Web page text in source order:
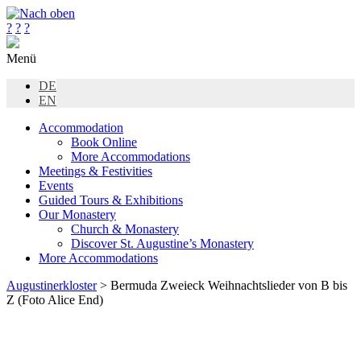
? ? ?
Menü
DE
EN
Accommodation
Book Online
More Accommodations
Meetings & Festivities
Events
Guided Tours & Exhibitions
Our Monastery
Church & Monastery
Discover St. Augustine’s Monastery
More Accommodations
Augustinerkloster> Bermuda Zweieck Weihnachtslieder von B bis
Z (Foto Alice End)